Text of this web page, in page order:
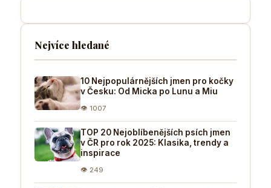
Nejvíce hledané
10 Nejpopulárnějších jmen pro kočky
v Česku: Od Micka po Lunu a Miu
👁 1007
TOP 20 Nejoblíbenějších psích jmen
v ČR pro rok 2025: Klasika, trendy a
inspirace
👁 249